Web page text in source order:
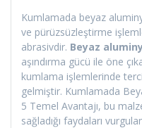
Kumlamada beyaz
ve pürüzsüzleştirme
abrasivdir. Beyaz
aşındırma gücü ile öne
kumlama işlemlerinde
gelmiştir. Kumlamada
5 Temel Avantajı, bu
sağladığı faydaları